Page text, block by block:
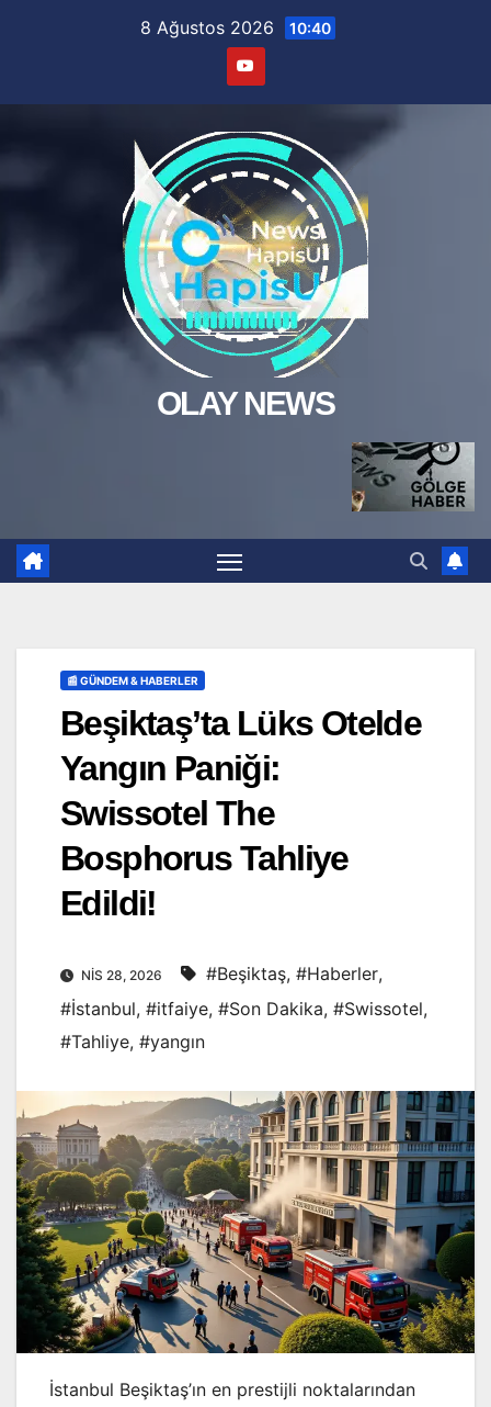
8 Ağustos 2026 10:40
OLAY NEWS
📰 GÜNDEM & HABERLER
Beşiktaş’ta Lüks Otelde
Yangın Paniği:
Swissotel The
Bosphorus Tahliye
Edildi!
NIS 28, 2026 #Beşiktaş, #Haberler,
#İstanbul, #itfaiye, #Son Dakika, #Swissotel,
#Tahliye, #yangın
İstanbul Beşiktaş’ın en prestijli noktalarından